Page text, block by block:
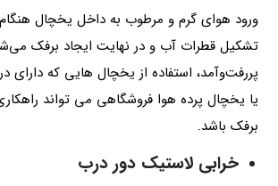
ورود هوای گرم و مرطوب به داخل یخچال
تشکیل قطرات آب و در نهایت ایجاد برفک
پررفت‌وآمد، استفاده از یخچال هایی که
یا یخچال پرده هوا فروشگاهی می تواند
برفک باشد.
خرابی لاستیک دور درب